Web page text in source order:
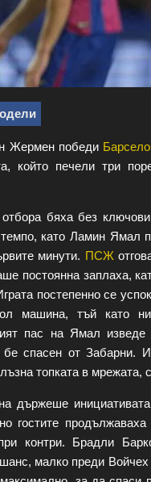
Жермен победи
който печели три
бяха без
като Ламин Ямал
минути. ПСЖ
постоянна заплаха,
постепенно се
машина, тъй като
пас на Ямал изведе
бе спасен от Забарни.
топката в
държеше
гостите
контри. Брадли
малко преди